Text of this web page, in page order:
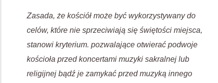
Zasada, że kościół może być wykorzystywany do
celów, które nie sprzeciwiają się świętości miejsca,
stanowi kryterium. pozwalające otwierać podwoje
kościoła przed koncertami muzyki sakralnej lub
religijnej bądź je zamykać przed muzyką innego